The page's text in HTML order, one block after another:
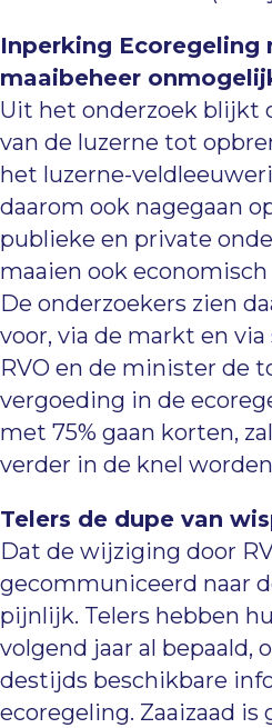
Inperking
maaibeheer
Uit het onderzoek blijkt
van de luzerne tot
het luzerne-
daarom ook nagegaan
publieke en private
maaien ook
De onderzoekers zien
voor, via de markt en
RVO en de minister de
vergoeding in de
met 75% gaan korten,
verder in de knel
Telers de dupe van
Dat de wijziging door
gecommuniceerd naar
pijnlijk. Telers hebben
volgend jaar al bepaald,
destijds beschikbare
ecoregeling. Zaaizaad